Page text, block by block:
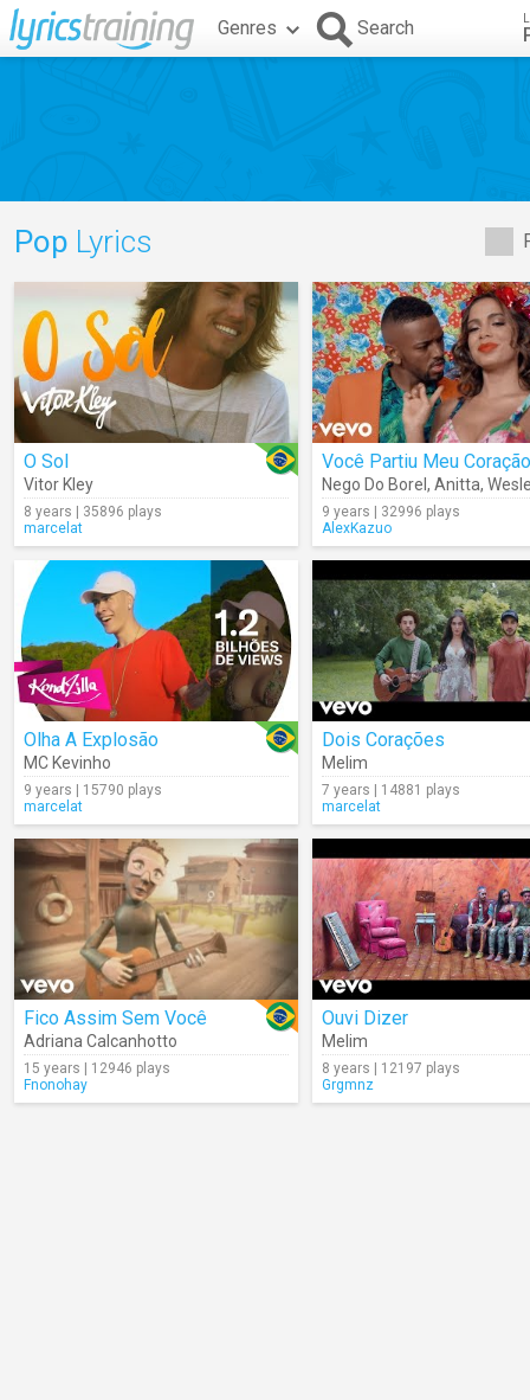
Genres Search
Pop Lyrics
O Sol
Vitor Kley
8 years | 35896 plays
marcelat
Você Partiu Meu Coração
Nego Do Borel , Anitta, Wesley
9 years | 32996 plays
AlexKazuo
Olha A Explosão
MC Kevinho
9 years | 15790 plays
marcelat
Dois Corações
Melim
7 years | 14881 plays
marcelat
Fico Assim Sem Você
Adriana Calcanhotto
15 years | 12946 plays
Fnonohay
Ouvi Dizer
Melim
8 years | 12197 plays
Grgmnz